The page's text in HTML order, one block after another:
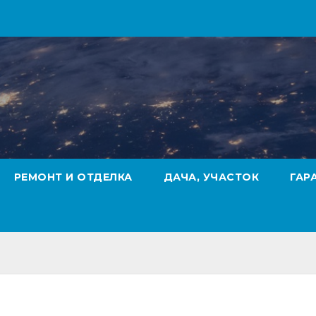
РЕМОНТ И ОТДЕЛКА ДАЧА, УЧАСТОК